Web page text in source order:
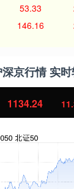
53.33
146.16
京行情 实
1134.24